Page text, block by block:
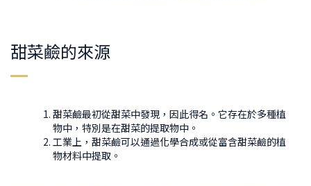
甜菜鹼的來源
甜菜鹼最初從甜菜中發現，因此得名。它存在於多種植
物中，特別是在甜菜的提取物中。
工業上，甜菜鹼可以通過化學合成或從富含甜菜鹼的植
物材料中提取。